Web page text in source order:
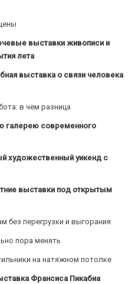
выставки живописи и
лета
выставка о связи человека
в чем разница
галерею современного
художественный уикенд с
выставки под открытым
без перегрузки и выгорания
пора менять
на натяжном потолке
Франсиса Пикабиа